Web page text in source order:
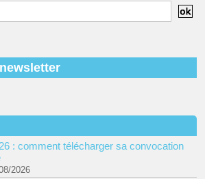
: comment télécharger sa convocation
2026